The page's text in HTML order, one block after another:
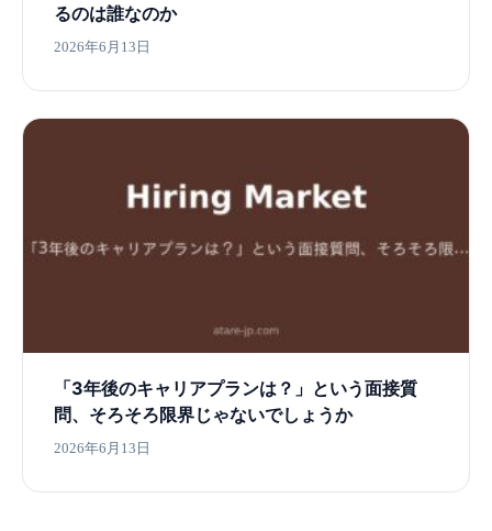
るのは誰なのか
2026年6月13日
「3年後のキャリアプランは？」という面接質
問、そろそろ限界じゃないでしょうか
2026年6月13日